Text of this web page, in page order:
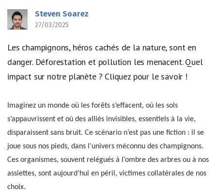
Steven Soarez
27/03/2025
Les champignons, héros cachés de la nature, sont en
danger. Déforestation et pollution les menacent. Quel
impact sur notre planète ? Cliquez pour le savoir !
Imaginez un monde où les forêts s’effacent, où les sols
s’appauvrissent et où des alliés invisibles, essentiels à la vie,
disparaissent sans bruit. Ce scénario n’est pas une fiction : il se
joue sous nos pieds, dans l’univers méconnu des champignons.
Ces organismes, souvent relégués à l’ombre des arbres ou à nos
assiettes, sont aujourd’hui en péril, victimes collatérales de nos
choix.